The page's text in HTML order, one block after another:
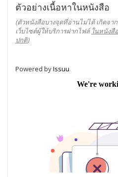
ตัวอย่างเนื้อหาในหนังสือ
(ตัวหนังสือบางจุดที่อ่านไม่ได้ เกิดจา
เว็บไซต์ผู้ให้บริการฝากไฟล์ ในหนังสื
ปกติ)
Powered byIssuu